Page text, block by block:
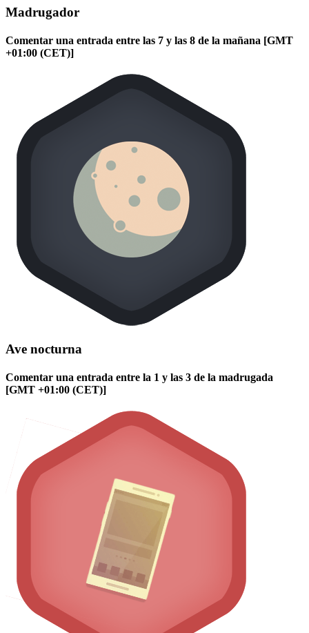
Madrugador
Comentar una entrada entre las 7 y las 8 de la mañana [GMT
+01:00 (CET)]
Ave nocturna
Comentar una entrada entre la 1 y las 3 de la madrugada
[GMT +01:00 (CET)]